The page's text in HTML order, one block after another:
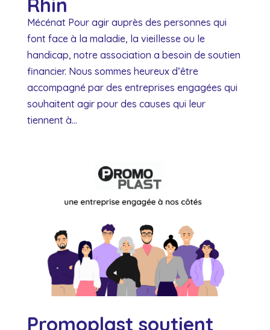
Mécénat Pour agir auprès des personnes qui
font face à la maladie, la vieillesse ou le
handicap, notre association a besoin de soutien
financier. Nous sommes heureux d’être
accompagné par des entreprises engagées qui
souhaitent agir pour des causes qui leur
tiennent à...
Promoplast soutient